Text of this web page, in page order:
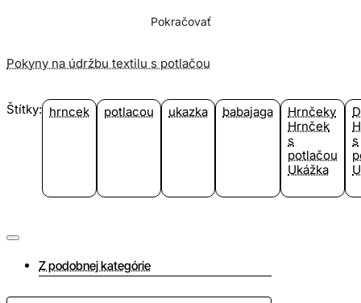
Pokračovať
Pokyny na údržbu textilu s potlačou
Štítky: hrncek potlacou ukazka babajaga
Hrnčeky
Hrnček
s
potlačou
Ukážka
s
Z podobnej kategórie